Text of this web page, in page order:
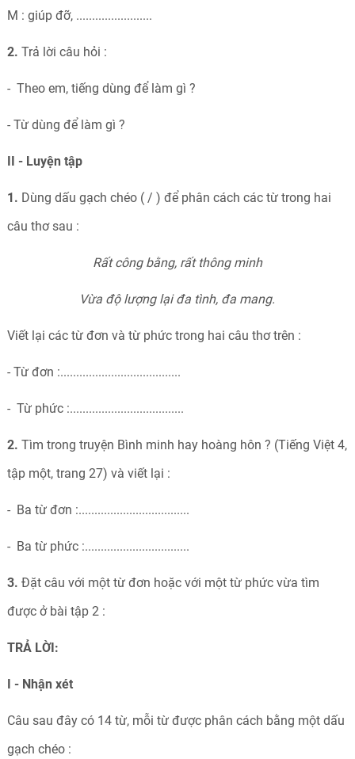
M : giúp đỡ, ........................
2. Trả lời câu hỏi :
- Theo em, tiếng dùng để làm gì ?
- Từ dùng để làm gì ?
II - Luyện tập
1. Dùng dấu gạch chéo ( / ) để phân cách các từ trong hai
câu thơ sau :
Rất công bằng, rất thông minh
Vừa độ lượng lại đa tình, đa mang.
Viết lại các từ đơn và từ phức trong hai câu thơ trên :
- Từ đơn :......................................
- Từ phức :....................................
2. Tìm trong truyện Bình minh hay hoàng hôn ? (Tiếng Việt 4,
tập một, trang 27) và viết lại :
- Ba từ đơn :...................................
- Ba từ phức :.................................
3. Đặt câu với một từ đơn hoặc với một từ phức vừa tìm
được ở bài tập 2 :
TRẢ LỜI:
I - Nhận xét
Câu sau đây có 14 từ, mỗi từ được phân cách bằng một dấu
gạch chéo :